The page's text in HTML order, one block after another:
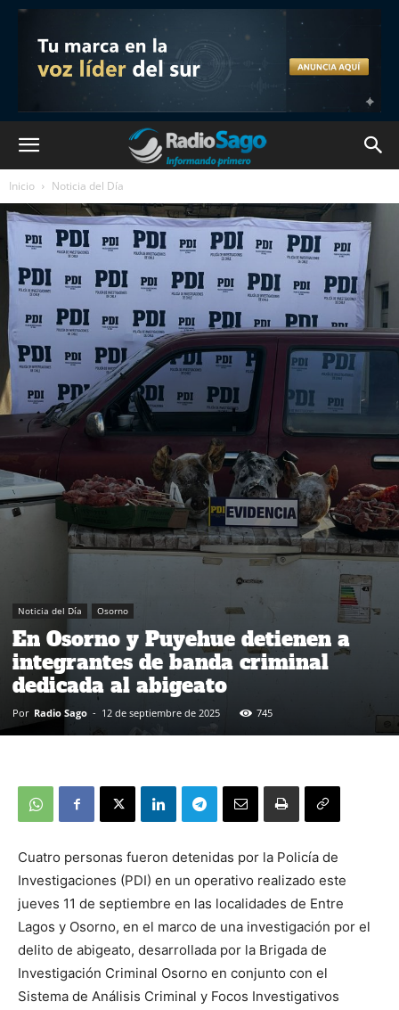
Inicio Noticia del Día
Noticia del Día Osorno
En Osorno y Puyehue detienen a
integrantes de banda criminal
dedicada al abigeato
Por Radio Sago - 12 de septiembre de 2025 745
Cuatro personas fueron detenidas por la Policía de
Investigaciones (PDI) en un operativo realizado este
jueves 11 de septiembre en las localidades de Entre
Lagos y Osorno, en el marco de una investigación por el
delito de abigeato, desarrollada por la Brigada de
Investigación Criminal Osorno en conjunto con el
Sistema de Análisis Criminal y Focos Investigativos